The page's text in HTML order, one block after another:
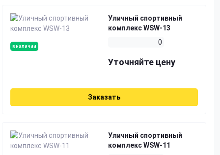
в наличии
Уличный спортивный
комплекс WSW-13
0
Уточняйте цену
Заказать
Уличный спортивный
комплекс WSW-11